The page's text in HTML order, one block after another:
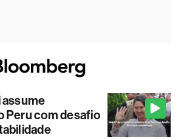
assume
Peru com desafio